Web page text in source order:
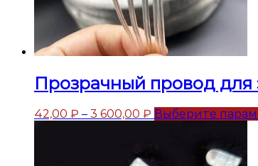
Прозрачный провод для
42,00 ₽ – 3 600,00 ₽ Выберите